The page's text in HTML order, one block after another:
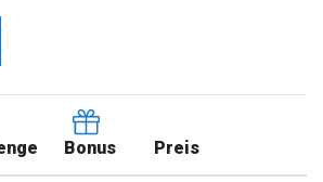
Bonus Preis